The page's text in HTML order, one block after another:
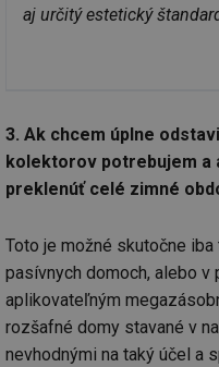
aj určitý estetický
3. Ak chcem úplne
kolektorov potrebujem a
preklenúť celé zimné
Toto je možné skutočne
pasívnych domoch, alebo v
aplikovateľným
rozšafné domy stavané v
nevhodnými na taký účel a